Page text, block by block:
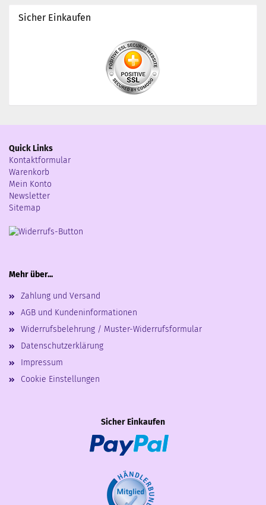
Sicher Einkaufen
Quick Links
Kontaktformular
Warenkorb
Mein Konto
Newsletter
Sitemap
Mehr über...
Zahlung und Versand
AGB und Kundeninformationen
Widerrufsbelehrung / Muster-Widerrufsformular
Datenschutzerklärung
Impressum
Cookie Einstellungen
Sicher Einkaufen